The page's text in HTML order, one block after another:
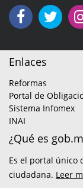
Enlaces
Reformas
Portal de
Sistema Infomex
INAI
¿Qué es
Es el portal único
ciudadana. Leer